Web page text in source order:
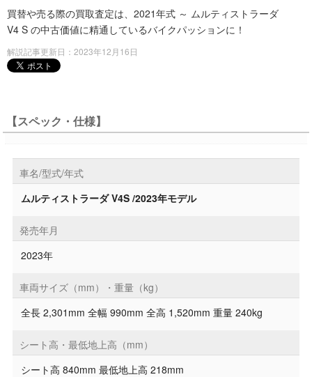
買替や売る際の買取査定は、2021年式 ～ ムルティストラーダ
V4 S の中古価値に精通しているバイクパッションに！
解説記事更新日：2023年12月16日
【スペック・仕様】
車名/型式/年式
ムルティストラーダ V4S /2023年モデル
発売年月
2023年
車両サイズ（mm）・重量（kg）
全長 2,301mm 全幅 990mm 全高 1,520mm 重量 240kg
シート高・最低地上高（mm）
シート高 840mm 最低地上高 218mm